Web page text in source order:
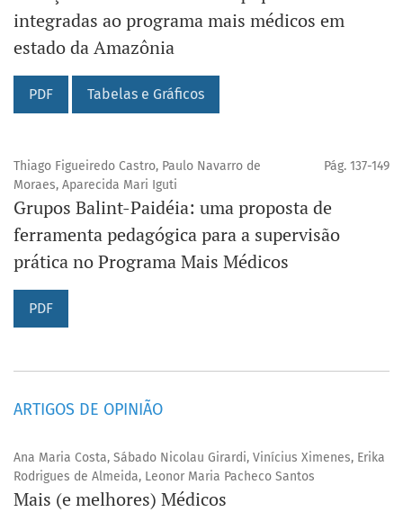
integradas ao programa mais médicos em
estado da Amazônia
PDF Tabelas e Gráficos
Thiago Figueiredo Castro, Paulo Navarro de
Moraes, Aparecida Mari Iguti
Pág. 137-149
Grupos Balint-Paidéia: uma proposta de
ferramenta pedagógica para a supervisão
prática no Programa Mais Médicos
PDF
ARTIGOS DE OPINIÃO
Ana Maria Costa, Sábado Nicolau Girardi, Vinícius Ximenes, Erika
Rodrigues de Almeida, Leonor Maria Pacheco Santos
Mais (e melhores) Médicos